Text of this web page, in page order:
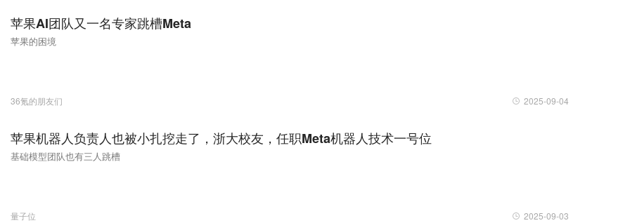
苹果AI团队又一名专家跳槽Meta
苹果的困境
36氪的朋友们 2025-09-04
苹果机器人负责人也被小扎挖走了，浙大校友，任职Meta机器人技术一号位
基础模型团队也有三人跳槽
量子位 2025-09-03